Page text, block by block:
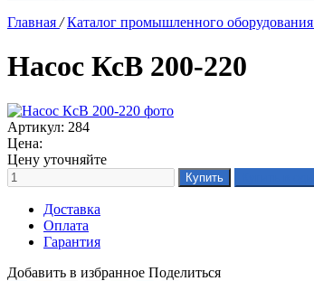
Главная / Каталог промышленного оборудования
Насос КсВ 200-220
Артикул: 284
Цена:
Цену уточняйте
Доставка
Оплата
Гарантия
Добавить в избранное Поделиться